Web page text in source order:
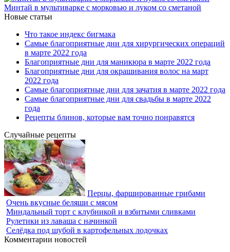
Минтай в мультиварке с морковью и луком со сметаной
Новые статьи
Что такое индекс бигмака
Самые благоприятные дни для хирургических операций
в марте 2022 года
Благоприятные дни для маникюра в марте 2022 года
Благоприятные дни для окрашивания волос на март
2022 года
Самые благоприятные дни для зачатия в марте 2022 года
Самые благоприятные дни для свадьбы в марте 2022
года
Рецепты блинов, которые вам точно понравятся
Случайные рецепты
Перцы, фаршированные грибами
Очень вкусные беляши с мясом
Миндальный торт с клубникой и взбитыми сливками
Рулетики из лаваша с начинкой
Селёдка под шубой в картофельных лодочках
Комментарии новостей